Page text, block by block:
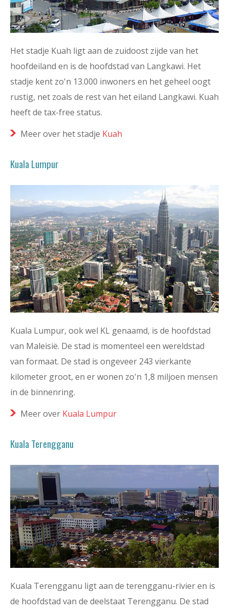
Het stadje Kuah ligt aan de zuidoost zijde van het
hoofdeiland en is de hoofdstad van Langkawi. Het
stadje kent zo'n 13.000 inwoners en het geheel oogt
rustig, net zoals de rest van het eiland Langkawi. Kuah
heeft de tax-free status.
Meer over het stadje Kuah
Kuala Lumpur
Kuala Lumpur, ook wel KL genaamd, is de hoofdstad
van Maleisië. De stad is momenteel een wereldstad
van formaat. De stad is ongeveer 243 vierkante
kilometer groot, en er wonen zo'n 1,8 miljoen mensen
in de binnenring.
Meer over Kuala Lumpur
Kuala Terengganu
Kuala Terengganu ligt aan de terengganu-rivier en is
de hoofdstad van de deelstaat Terengganu. De stad